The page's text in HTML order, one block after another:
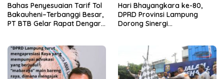
Bahas Penyesuaian Tarif Tol
Bakauheni–Terbanggi Besar,
PT BTB Gelar Rapat Dengar
Hari Bhayangkara ke-80,
DPRD Provinsi Lampung
Dorong Sinergi